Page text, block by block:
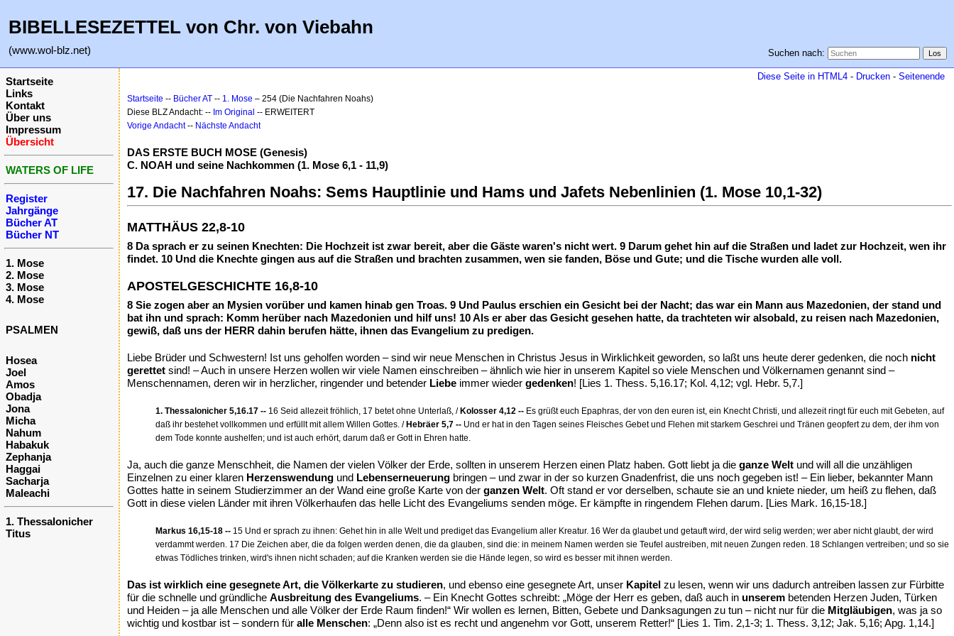
BIBELLESEZETTEL von Chr. von Viebahn
(www.wol-blz.net) Suchen nach:
Startseite
Links
Kontakt
Über uns
Impressum
Übersicht
WATERS OF LIFE
Register
Jahrgänge
Bücher AT
Bücher NT
1. Mose
2. Mose
3. Mose
4. Mose
PSALMEN
Hosea
Joel
Amos
Obadja
Jona
Micha
Nahum
Habakuk
Zephanja
Haggai
Sacharja
Maleachi
1. Thessalonicher
Titus
Diese Seite in HTML4 - Drucken - Seitenende
Startseite -- Bücher AT -- 1. Mose – 254 (Die Nachfahren Noahs)
Diese BLZ Andacht: -- Im Original -- ERWEITERT
Vorige Andacht-- Nächste Andacht
DAS ERSTE BUCH MOSE (Genesis)
C. NOAH und seine Nachkommen (1. Mose 6,1 - 11,9)
17. Die Nachfahren Noahs: Sems Hauptlinie und Hams und Jafets Nebenlinien (1. Mose 10,1-32)
MATTHÄUS 22,8-10
8 Da sprach er zu seinen Knechten: Die Hochzeit ist zwar bereit, aber die Gäste waren's nicht wert. 9 Darum gehet hin auf die Straßen und ladet zur Hochzeit, wen ihr
findet. 10 Und die Knechte gingen aus auf die Straßen und brachten zusammen, wen sie fanden, Böse und Gute; und die Tische wurden alle voll.
APOSTELGESCHICHTE 16,8-10
8 Sie zogen aber an Mysien vorüber und kamen hinab gen Troas. 9 Und Paulus erschien ein Gesicht bei der Nacht; das war ein Mann aus Mazedonien, der stand und
bat ihn und sprach: Komm herüber nach Mazedonien und hilf uns! 10 Als er aber das Gesicht gesehen hatte, da trachteten wir alsobald, zu reisen nach Mazedonien,
gewiß, daß uns der HERR dahin berufen hätte, ihnen das Evangelium zu predigen.
Liebe Brüder und Schwestern! Ist uns geholfen worden – sind wir neue Menschen in Christus Jesus in Wirklichkeit geworden, so laßt uns heute derer gedenken, die noch nicht
gerettet sind! – Auch in unsere Herzen wollen wir viele Namen einschreiben – ähnlich wie hier in unserem Kapitel so viele Menschen und Völkernamen genannt sind –
Menschennamen, deren wir in herzlicher, ringender und betender Liebe immer wieder gedenken! [Lies 1. Thess. 5,16.17; Kol. 4,12; vgl. Hebr. 5,7.]
1. Thessalonicher 5,16.17 -- 16 Seid allezeit fröhlich, 17 betet ohne Unterlaß, / Kolosser 4,12 -- Es grüßt euch Epaphras, der von den euren ist, ein Knecht Christi, und allezeit ringt für euch mit Gebeten, auf
daß ihr bestehet vollkommen und erfüllt mit allem Willen Gottes. / Hebräer 5,7 -- Und er hat in den Tagen seines Fleisches Gebet und Flehen mit starkem Geschrei und Tränen geopfert zu dem, der ihm von
dem Tode konnte aushelfen; und ist auch erhört, darum daß er Gott in Ehren hatte.
Ja, auch die ganze Menschheit, die Namen der vielen Völker der Erde, sollten in unserem Herzen einen Platz haben. Gott liebt ja die ganze Welt und will all die unzähligen
Einzelnen zu einer klaren Herzenswendung und Lebenserneuerung bringen – und zwar in der so kurzen Gnadenfrist, die uns noch gegeben ist! – Ein lieber, bekannter Mann
Gottes hatte in seinem Studierzimmer an der Wand eine große Karte von der ganzen Welt. Oft stand er vor derselben, schaute sie an und kniete nieder, um heiß zu flehen, daß
Gott in diese vielen Länder mit ihren Völkerhaufen das helle Licht des Evangeliums senden möge. Er kämpfte in ringendem Flehen darum. [Lies Mark. 16,15-18.]
Markus 16,15-18 -- 15 Und er sprach zu ihnen: Gehet hin in alle Welt und prediget das Evangelium aller Kreatur. 16 Wer da glaubet und getauft wird, der wird selig werden; wer aber nicht glaubt, der wird
verdammt werden. 17 Die Zeichen aber, die da folgen werden denen, die da glauben, sind die: in meinem Namen werden sie Teufel austreiben, mit neuen Zungen reden. 18 Schlangen vertreiben; und so sie
etwas Tödliches trinken, wird's ihnen nicht schaden; auf die Kranken werden sie die Hände legen, so wird es besser mit ihnen werden.
Das ist wirklich eine gesegnete Art, die Völkerkarte zu studieren, und ebenso eine gesegnete Art, unser Kapitel zu lesen, wenn wir uns dadurch antreiben lassen zur Fürbitte
für die schnelle und gründliche Ausbreitung des Evangeliums. – Ein Knecht Gottes schreibt: „Möge der Herr es geben, daß auch in unserem betenden Herzen Juden, Türken
und Heiden – ja alle Menschen und alle Völker der Erde Raum finden!“ Wir wollen es lernen, Bitten, Gebete und Danksagungen zu tun – nicht nur für die Mitgläubigen, was ja so
wichtig und kostbar ist – sondern für alle Menschen: „Denn also ist es recht und angenehm vor Gott, unserem Retter!“ [Lies 1. Tim. 2,1-3; 1. Thess. 3,12; Jak. 5,16; Apg. 1,14.]